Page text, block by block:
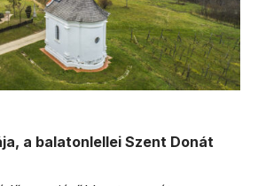
a balatonlellei Szent Donát